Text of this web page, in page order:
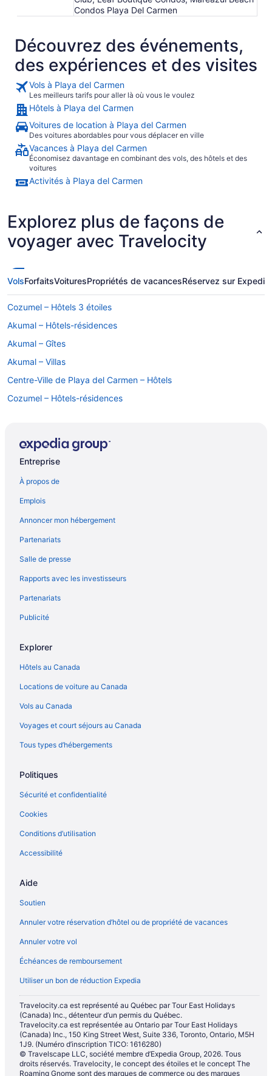
Condos Playa Del Carmen
Découvrez des événements,
des expériences et des visites
Vols à Playa del Carmen
Les meilleurs tarifs pour aller là où vous le voulez
Hôtels à Playa del Carmen
Voitures de location à Playa del Carmen
Des voitures abordables pour vous déplacer en ville
Vacances à Playa del Carmen
Économisez davantage en combinant des vols, des hôtels et des
voitures
Activités à Playa del Carmen
Explorez plus de façons de
voyager avec Travelocity
VolsForfaitsVoituresPropriétés de vacancesRéservez sur Expedia
Cozumel – Hôtels 3 étoiles
Akumal – Hôtels-résidences
Akumal – Gîtes
Akumal – Villas
Centre-Ville de Playa del Carmen – Hôtels
Cozumel – Hôtels-résidences
Hôtels acceptant les animaux – Cozumel
Destination Hotels – Cozumel
Cozumel – Hôtels El Cid
Complexes et hôtels avec casino – Cozumel
Complexes et hôtels au bord de la plage – Cozumel
Hôtels pour le golf – Cozumel
Hôtels de luxe – Cozumel
Hôtels pour les familles – Cozumel
Complexes et hôtels tout inclus – Cozumel
Hyatt Hotels – Cozumel
Cozumel – Hôtels Melia
Hôtels avec parc aquatique – Cozumel
Cozumel – Hôtels
Cozumel – Villas
Complexes et hôtels tout inclus – Maroma
Parc à thème Xplor – Hôtels à proximité
Plage de Playacar – Hôtels à proximité
Playa del Carmen – Condos
Playa del Carmen – Cabanes dans les arbres
Playa del Carmen – Chalets rustiques
Playa del Carmen – Établissements d’agrotourisme
Hôtels acceptant les animaux – Playa del Carmen
Hôtels-Boutiques – Playa del Carmen
Complexes et hôtels avec casino – Playa del Carmen
Complexes et hôtels au bord de la plage – Playa del Carmen
Hôtels pour le golf – Playa del Carmen
Hôtels ouverts à la communauté LGBT – Playa del Carmen
Complexes et hôtels tout inclus – Playa del Carmen
Hôtels pour les mariages – Playa del Carmen
Playa del Carmen – Hôtels Iberostar
Hôtels avec parc aquatique – Playa del Carmen
Entreprise
À propos de
Emplois
Annoncer mon hébergement
Partenariats
Salle de presse
Rapports avec les investisseurs
Partenariats
Publicité
Explorer
Hôtels au Canada
Locations de voiture au Canada
Vols au Canada
Voyages et court séjours au Canada
Tous types d’hébergements
Politiques
Sécurité et confidentialité
Cookies
Conditions d’utilisation
Accessibilité
Aide
Soutien
Annuler votre réservation d’hôtel ou de propriété de vacances
Annuler votre vol
Échéances de remboursement
Utiliser un bon de réduction Expedia
Travelocity.ca est représenté au Québec par Tour East Holidays
(Canada) Inc., détenteur d’un permis du Québec.
Travelocity.ca est représentée au Ontario par Tour East Holidays
(Canada) Inc., 150 King Street West, Suite 336, Toronto, Ontario, M5H
1J9. (Numéro d’inscription TICO: 1616280)
© Travelscape LLC, société membre d’Expedia Group, 2026. Tous
droits réservés. Travelocity, le concept des étoiles et le concept The
Roaming Gnome sont des marques de commerce ou des marques